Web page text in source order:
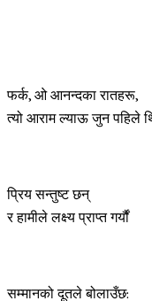
फर्क, ओ आनन्दका रातहरू,
त्यो आराम ल्याऊ जुन पहिले
प्रिय सन्तुष्ट छन्
र हामीले लक्ष्य प्राप्त गर्यौं
सम्मानको दूतले बोलाउँछ: